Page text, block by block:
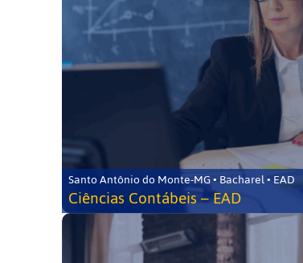
Santo Antônio do Monte-MG • Bacharel • EAD
Ciências Contábeis – EAD